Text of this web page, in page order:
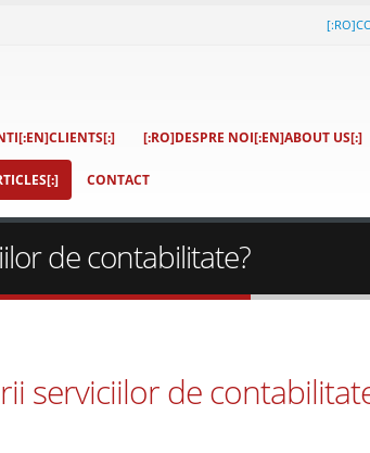
[:RO]DESPRE NOI[:EN]ABOUT US[:]
CONTACT
de contabilitate?
serviciilor de